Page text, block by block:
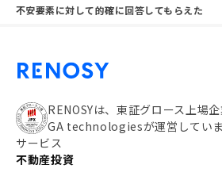
不安要素に対して的確に回答してもらえた
RENOSYは、東証グロース上場
GA technologiesが運営していま
サービス
不動産投資